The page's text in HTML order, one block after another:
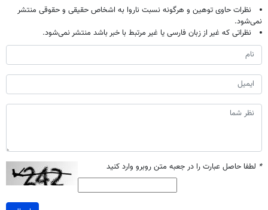
نظرات حاوی توهین و هرگونه نسبت ناروا به اشخاص حقیقی و حقوقی منتشر
نمی‌شود.
نظراتی که غیر از زبان فارسی یا غیر مرتبط با خبر باشد منتشر نمی‌شود.
* لطفا حاصل عبارت را در جعبه متن روبرو وارد کنید